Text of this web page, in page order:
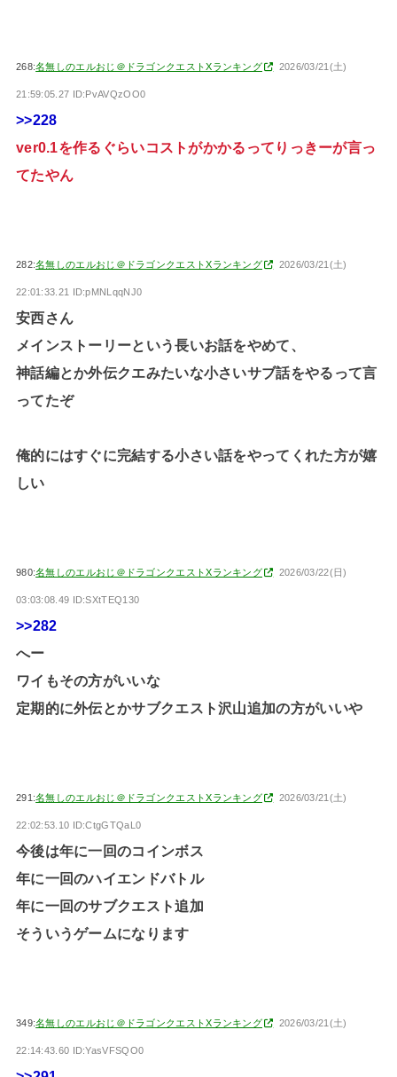
268:名無しのエルおじ＠ドラゴンクエストXランキング 2026/03/21(土)
21:59:05.27 ID:PvAVQzOO0
>>228
ver0.1を作るぐらいコストがかかるってりっきーが言っ
てたやん
282:名無しのエルおじ＠ドラゴンクエストXランキング 2026/03/21(土)
22:01:33.21 ID:pMNLqqNJ0
安西さん
メインストーリーという長いお話をやめて、
神話編とか外伝クエみたいな小さいサブ話をやるって言
ってたぞ
俺的にはすぐに完結する小さい話をやってくれた方が嬉
しい
980:名無しのエルおじ＠ドラゴンクエストXランキング 2026/03/22(日)
03:03:08.49 ID:SXtTEQ130
>>282
へー
ワイもその方がいいな
定期的に外伝とかサブクエスト沢山追加の方がいいや
291:名無しのエルおじ＠ドラゴンクエストXランキング 2026/03/21(土)
22:02:53.10 ID:CtgGTQaL0
今後は年に一回のコインボス
年に一回のハイエンドバトル
年に一回のサブクエスト追加
そういうゲームになります
349:名無しのエルおじ＠ドラゴンクエストXランキング 2026/03/21(土)
22:14:43.60 ID:YasVFSQO0